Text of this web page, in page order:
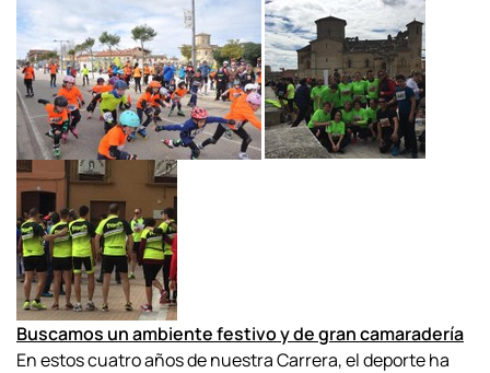
Buscamos un ambiente festivo y de gran camaradería
En estoscuatro años de nuestra Carrera, el deporte ha